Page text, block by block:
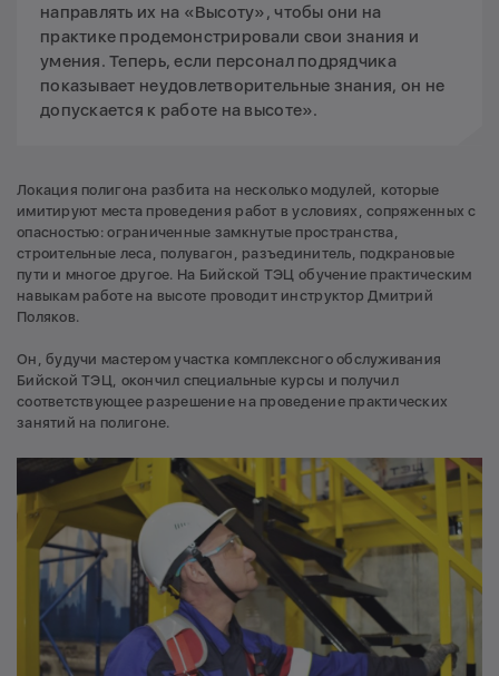
направлять их на «Высоту», чтобы они на
практике продемонстрировали свои знания и
умения. Теперь, если персонал подрядчика
показывает неудовлетворительные знания, он не
допускается к работе на высоте».
Локация полигона разбита на несколько модулей, которые
имитируют места проведения работ в условиях, сопряженных с
опасностью: ограниченные замкнутые пространства,
строительные леса, полувагон, разъединитель, подкрановые
пути и многое другое. На Бийской ТЭЦ обучение практическим
навыкам работе на высоте проводит инструктор Дмитрий
Поляков.
Он, будучи мастером участка комплексного обслуживания
Бийской ТЭЦ, окончил специальные курсы и получил
соответствующее разрешение на проведение практических
занятий на полигоне.